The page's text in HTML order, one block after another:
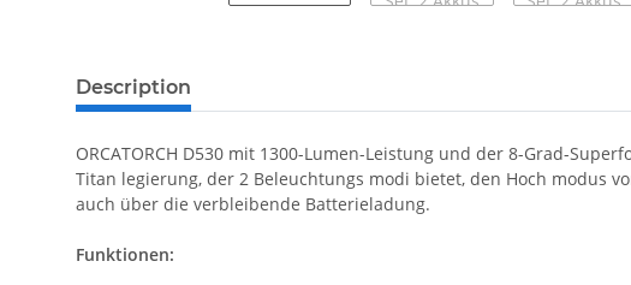
Description
ORCATORCH D530 mit 1300-Lumen-Leistung und der 8-Grad-
Titan legierung, der 2 Beleuchtungs modi bietet, den Hoch modus
auch über die verbleibende Batterieladung.
Funktionen: